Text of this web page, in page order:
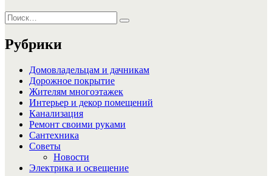
Искать:
Поиск
Рубрики
Домовладельцам и дачникам
Дорожное покрытие
Жителям многоэтажек
Интерьер и декор помещений
Канализация
Ремонт своими руками
Сантехника
Советы
Новости
Электрика и освещение